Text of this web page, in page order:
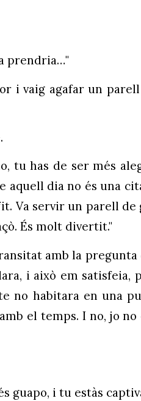
prendria…"
i vaig agafar un parell
tu has de ser més
aquell dia no és una
Va servir un parell de
És molt divertit."
amb la pregunta
i això em satisfeia,
no habitara en una
el temps. I no, jo no
guapo, i tu estàs